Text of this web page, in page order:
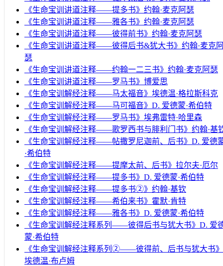
《生命宝训讲道注释——提多书》约翰·麦克阿瑟
《生命宝训讲道注释——雅各书》约翰·麦克阿瑟
《生命宝训讲道注释——彼得前书》约翰·麦克阿瑟
《生命宝训讲道注释——彼得后书&犹大书》约翰·麦克
瑟
《生命宝训讲道注释——约翰一二三书》约翰·麦克阿瑟
《生命宝训讲道注释——罗马书》博爱思
《生命宝训解经注释——马太福音》埃德温·格拉斯科克
《生命宝训解经注释——马可福音》D. 爱德蒙·希伯特
《生命宝训解经注释——罗马书》埃弗雷特·哈里森
《生命宝训解经注释——歌罗西书与腓利门书》约翰·基
《生命宝训解经注释——帖撒罗尼迦前、后书》D. 爱德
·希伯特
《生命宝训解经注释——提摩太前、后书》拉尔夫·厄尔
《生命宝训解经注释——提多书》D. 爱德蒙·希伯特
《生命宝训解经注释——提多书②》约翰·基钦
《生命宝训解经注释——希伯来书》霍默·肯特
《生命宝训解经注释——雅各书》D. 爱德蒙·希伯特
《生命宝训解经注释系列——彼得后书与犹大书》D. 爱
蒙·希伯特
《生命宝训解经注释系列②——彼得前、后书与犹大书》
埃德温·布卢姆